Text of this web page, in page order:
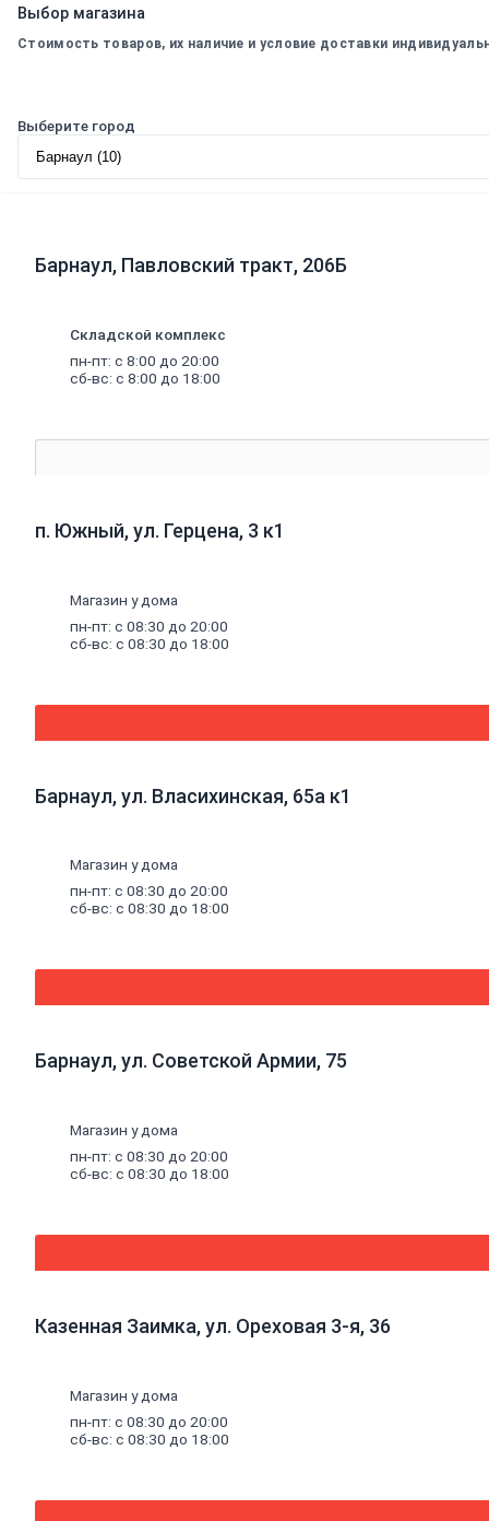
Трубы
фитинги
Насосные
Циркуляционные
насосы
Комплектующие
к
Теплый
пол
теплому
Теплый
Электрический
Водонагреватели
Инструмент
сантехнический
канализационный
воды
Санфаянс,
стальные
ванны
Оборудование
Санфаянс
Выбор магазина
Стоимость товаров, их наличие и условие доставки
Выберите город
Барнаул, Павловский тракт, 206Б
Складской комплекс
пн-пт: с 8:00 до 20:00
сб-вс: с 8:00 до 18:00
п. Южный, ул. Герцена, 3 к1
Магазин у дома
пн-пт: с 08:30 до 20:00
сб-вс: с 08:30 до 18:00
Барнаул, ул. Власихинская, 65а к1
Магазин у дома
пн-пт: с 08:30 до 20:00
сб-вс: с 08:30 до 18:00
Барнаул, ул. Советской Армии, 75
Магазин у дома
пн-пт: с 08:30 до 20:00
сб-вс: с 08:30 до 18:00
Казенная Заимка, ул. Ореховая 3-я, 36
Магазин у дома
пн-пт: с 08:30 до 20:00
сб-вс: с 08:30 до 18:00